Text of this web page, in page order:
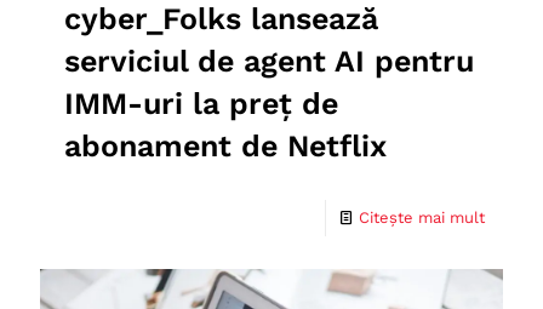
cyber_Folks lansează
serviciul de agent AI pentru
IMM-uri la preț de
abonament de Netflix
Citește mai mult